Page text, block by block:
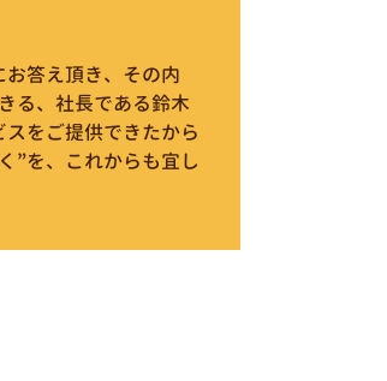
お答え頂き、その内
る、社長である鈴木
をご提供できたから
”を、これからも宜し